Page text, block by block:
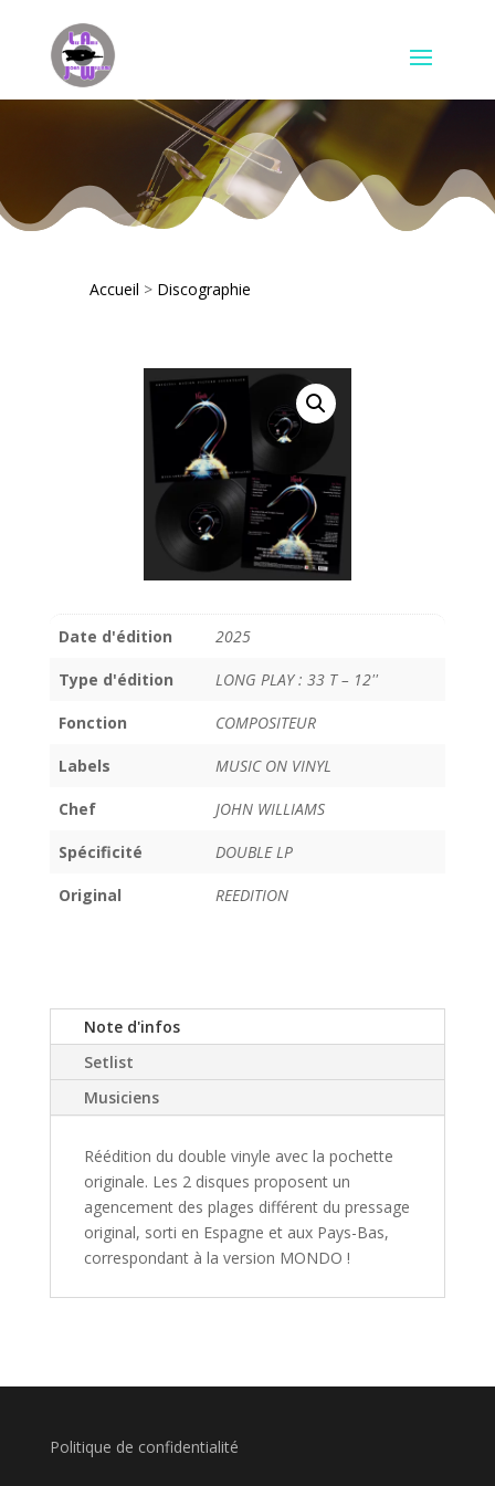
Accueil > Discographie
Date d'édition 2025
Type d'édition LONG PLAY : 33 T – 12''
Fonction COMPOSITEUR
Labels MUSIC ON VINYL
Chef JOHN WILLIAMS
Spécificité DOUBLE LP
Original REEDITION
Note d'infos
Setlist
Musiciens
Réédition du double vinyle avec la pochette
originale. Les 2 disques proposent un
agencement des plages différent du pressage
original, sorti en Espagne et aux Pays-Bas,
correspondant à la version MONDO !
Politique de confidentialité